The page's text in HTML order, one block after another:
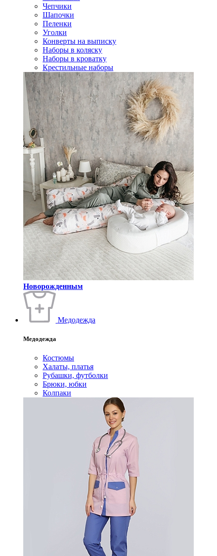
Чепчики
Шапочки
Пеленки
Уголки
Конверты на выписку
Наборы в коляску
Наборы в кроватку
Крестильные наборы
Новорожденным
Медодежда
Медодежда
Костюмы
Халаты, платья
Рубашки, футболки
Брюки, юбки
Колпаки